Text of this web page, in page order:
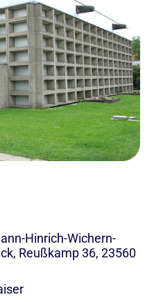
Hinrich-Wichern-
Reußkamp 36, 23560